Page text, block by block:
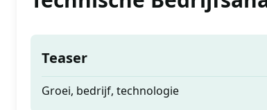
Teaser
Groei, bedrijf, technologie